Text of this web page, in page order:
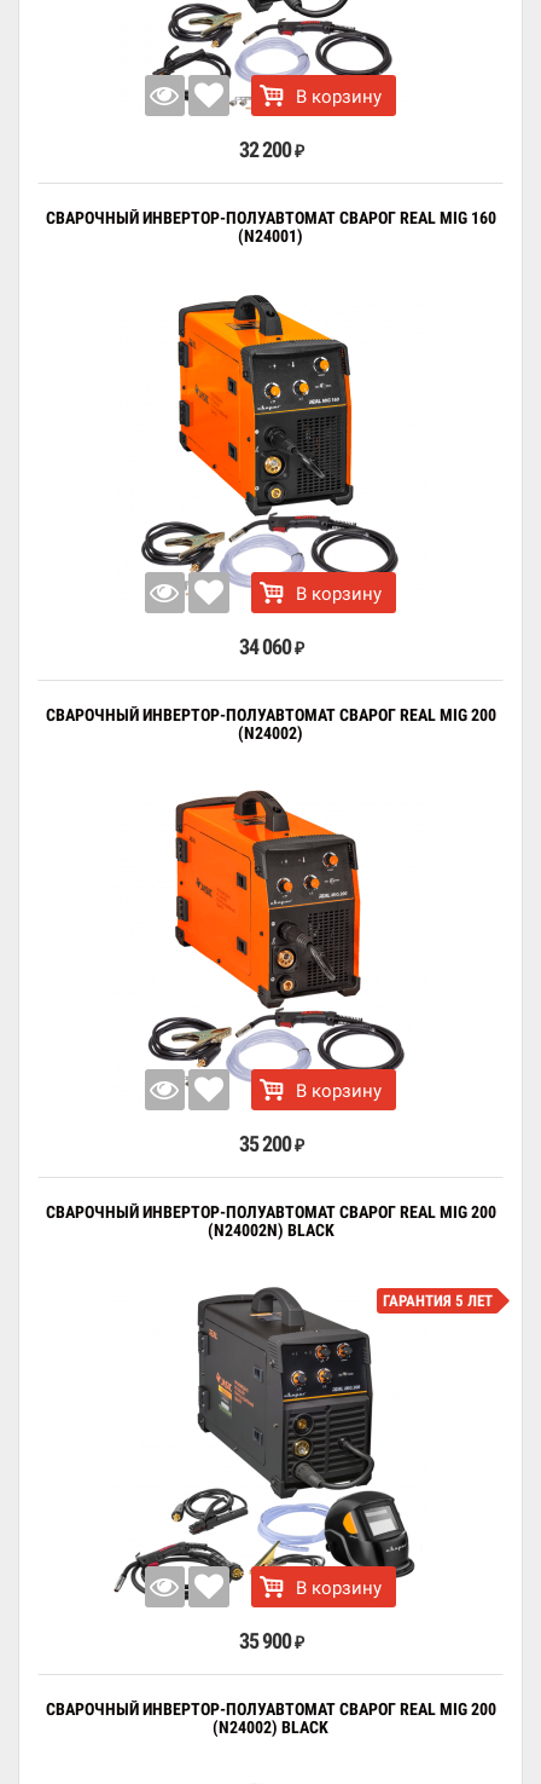
В корзину
32 200 ₽
СВАРОЧНЫЙ ИНВЕРТОР-ПОЛУАВТОМАТ СВАРОГ REAL MIG 160
(N24001)
В корзину
34 060 ₽
СВАРОЧНЫЙ ИНВЕРТОР-ПОЛУАВТОМАТ СВАРОГ REAL MIG 200
(N24002)
В корзину
35 200 ₽
СВАРОЧНЫЙ ИНВЕРТОР-ПОЛУАВТОМАТ СВАРОГ REAL MIG 200
(N24002N) BLACK
ГАРАНТИЯ 5 ЛЕТ
В корзину
35 900 ₽
СВАРОЧНЫЙ ИНВЕРТОР-ПОЛУАВТОМАТ СВАРОГ REAL MIG 200
(N24002) BLACK